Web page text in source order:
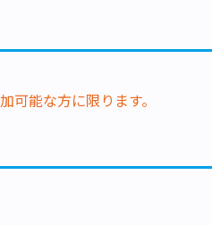
能な方に限ります。